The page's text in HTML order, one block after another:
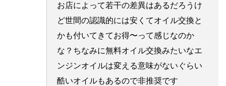
お店によって若干の差異はあるだろうけ
ど世間の認識的には安くてオイル交換と
かも付いてきてお得〜って感じなのか
な？ちなみに無料オイル交換みたいなエ
ンジンオイルは変える意味がないぐらい
酷いオイルもあるので非推奨です